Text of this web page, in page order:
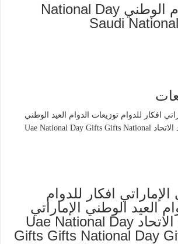
توزيعات اليوم الوطني National Day
Saudi
افكار للدوام
العيد الوطني الإماراتي
توزيعات عيد الاتحاد Uae National Day
Gifts Gifts National Day